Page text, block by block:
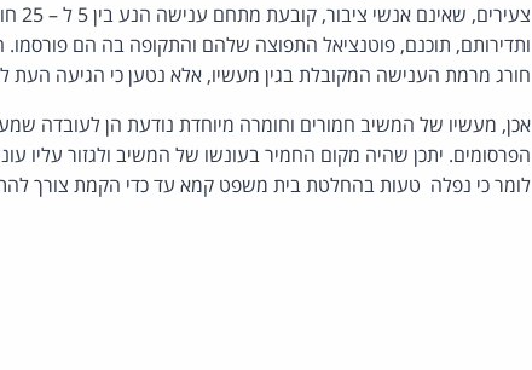
ותדירותם, תוכנם, פוטנציאל התפוצה שלהם והתקופה בה הם
חורג מרמת הענישה המקובלת בגין מעשיו, אלא נטען כי הגיעה
אכן, מעשיו של המשיב חמורים וחומרה מיוחדת נודעת הן לעובדה
הפרסומים. יתכן שהיה מקום החמיר בעונשו של המשיב ולגזור עליו
לומר כי נפלה טעות בהחלטת בית משפט קמא עד כדי הקמת צורך